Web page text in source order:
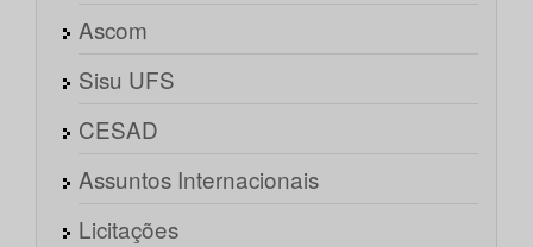
Ascom
Sisu UFS
CESAD
Assuntos Internacionais
Licitações